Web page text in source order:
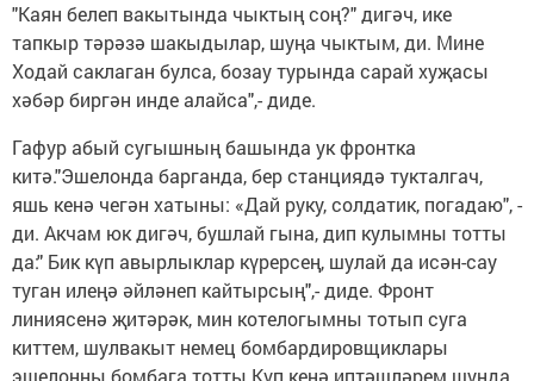
"Каян белеп вакытында чыктың соң?" дигәч, ике
тапкыр тәрәзә шакыдылар, шуңа чыктым, ди. Мине
Ходай саклаган булса, бозау турында сарай хуҗасы
хәбәр биргән инде алайса",- диде.
Гафур абый сугышның башында ук фронтка
китә."Эшелонда барганда, бер станциядә тукталгач,
яшь кенә чегән хатыны: «Дай руку, солдатик, погадаю", -
ди. Акчам юк дигәч, бушлай гына, дип кулымны тотты
да:" Бик күп авырлыклар күрерсең, шулай да исән-сау
туган илеңә әйләнеп кайтырсың",- диде. Фронт
линиясенә җитәрәк, мин котелогымны тотып суга
киттем, шулвакыт немец бомбардировщиклары
эшелонны бомбага тотты.Күп кенә иптәшләрем шунда